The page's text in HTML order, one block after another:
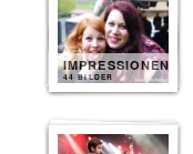
IMPRESSIONEN
44 BILDER